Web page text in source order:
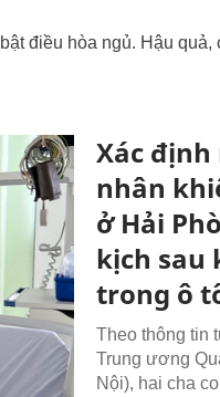
điều hòa ngủ. Hậu quả,
Xác định
nhân
ở Hải
kịch sau
trong ô
Theo thông tin
Trung ương
Nội), hai cha